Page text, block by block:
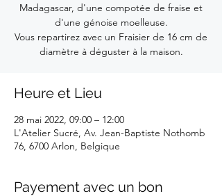
Madagascar, d'une compotée de fraise et
d'une génoise moelleuse.
Vous repartirez avec un Fraisier de 16 cm de
diamètre à déguster à la maison.
Heure et Lieu
28 mai 2022, 09:00 – 12:00
L'Atelier Sucré, Av. Jean-Baptiste Nothomb
76, 6700 Arlon, Belgique
Payement avec un bon